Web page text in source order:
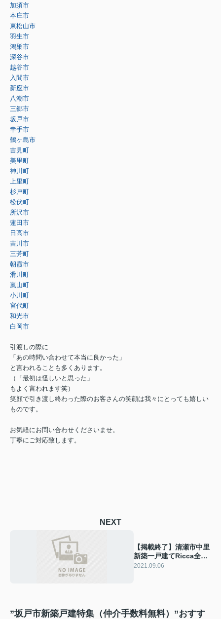
加須市
本庄市
東松山市
羽生市
鴻巣市
深谷市
越谷市
入間市
新座市
八潮市
三郷市
坂戸市
幸手市
鶴ヶ島市
吉見町
美里町
神川町
上里町
杉戸町
松伏町
所沢市
蓮田市
日高市
吉川市
三芳町
朝霞市
滑川町
嵐山町
小川町
宮代町
和光市
白岡市
引渡しの際に
「あの時問い合わせて本当に良かった」
と言われることも多くあります。
（「最初は怪しいと思った」
もよく言われます笑）
笑顔で引き渡し終わった際のお客さんの笑顔は我々にとっても嬉しい
ものです。
お気軽にお問い合わせくださいませ。
丁寧にご対応致します。
NEXT
【掲載終了】清瀬市中里
新築一戸建てRicca全2
棟
2021.09.06
”坂戸市新築戸建特集（仲介手数料無料）”おすす